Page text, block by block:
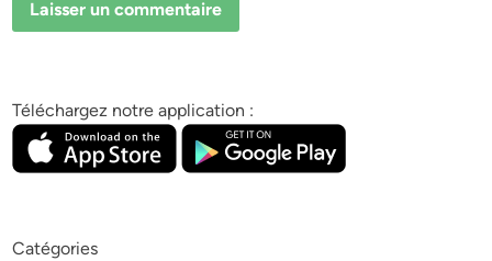
Téléchargez notre application :
Catégories